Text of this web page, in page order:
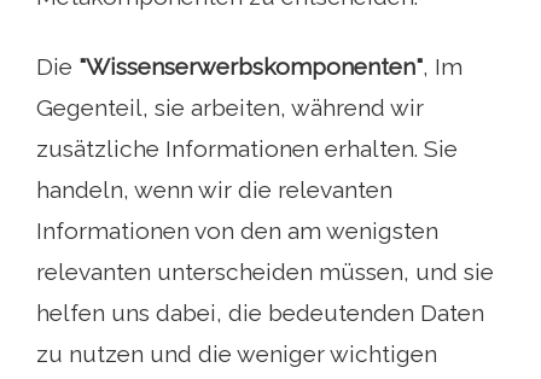
Die "Wissenserwerbskomponenten", Im
Gegenteil, sie arbeiten, während wir
zusätzliche Informationen erhalten. Sie
handeln, wenn wir die relevanten
Informationen von den am wenigsten
relevanten unterscheiden müssen, und sie
helfen uns dabei, die bedeutenden Daten
zu nutzen und die weniger wichtigen